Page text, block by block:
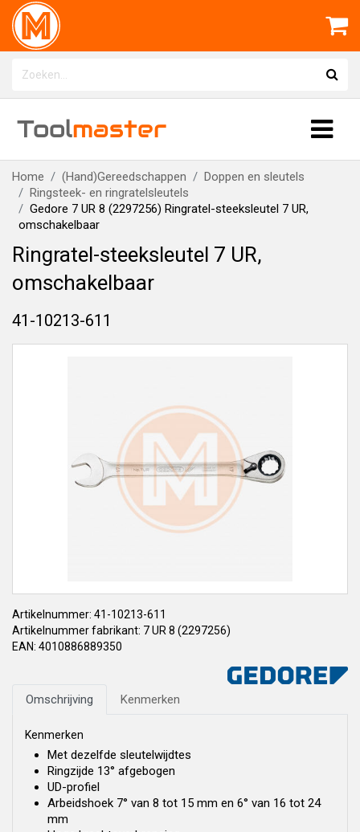
Toolmaster
Home (Hand)Gereedschappen
Doppen en sleutels
Ringsteek- en ringratelsleutels
Gedore 7 UR 8 (2297256) Ringratel-steeksleutel 7 UR,
omschakelbaar
Ringratel-steeksleutel 7 UR,
omschakelbaar
41-10213-611
Artikelnummer: 41-10213-611
Artikelnummer fabrikant: 7 UR 8 (2297256)
EAN: 4010886889350
Omschrijving Kenmerken
Kenmerken
Met dezelfde sleutelwijdtes
Ringzijde 13° afgebogen
UD-profiel
Arbeidshoek 7° van 8 tot 15 mm en 6° van 16 tot 24
mm